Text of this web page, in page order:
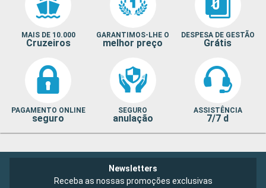
MAIS DE 10.000
Cruzeiros
GARANTIMOS-LHE O
melhor preço
DESPESA DE GESTÃO
Grátis
PAGAMENTO ONLINE
seguro
SEGURO
anulação
ASSISTÊNCIA
7/7 d
Newsletters
Receba as nossas promoções exclusivas